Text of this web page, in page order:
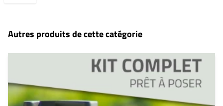
Autres produits de cette catégorie